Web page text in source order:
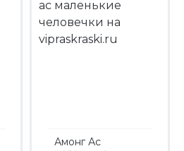
Амонг Ас